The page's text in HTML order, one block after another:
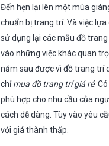
Đến hẹn lại lên một mùa
chuẩn bị trang trí. Và việc lựa
sử dụng lại các mẫu đồ
vào những việc khác quan
năm sau được vì đồ trang trí
chỉmua đồ trang trí giá rẻ.
phù hợp cho nhu cầu của
cách dễ dàng. Tùy vào yêu
với giá thành thấp.